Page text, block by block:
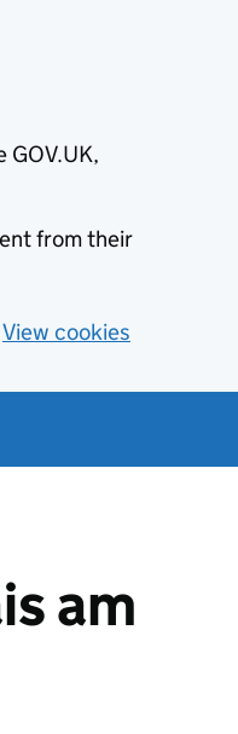
GOV.UK,
from their
View cookies
am